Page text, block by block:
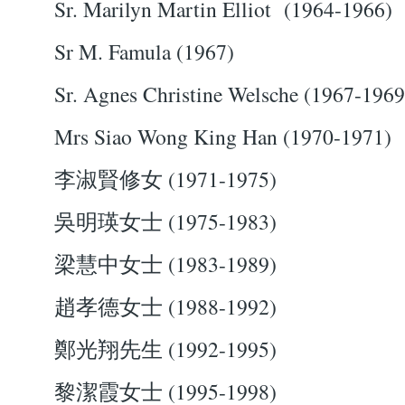
Sr. Marilyn Martin Elliot (1964-1966)
Sr M. Famula (1967)
Sr. Agnes Christine Welsche (1967-
Mrs Siao Wong King Han (1970-1971)
李淑賢修女 (1971-1975)
吳明瑛女士 (1975-1983)
梁慧中女士 (1983-1989)
趙孝德女士 (1988-1992)
鄭光翔先生 (1992-1995)
黎潔霞女士 (1995-1998)